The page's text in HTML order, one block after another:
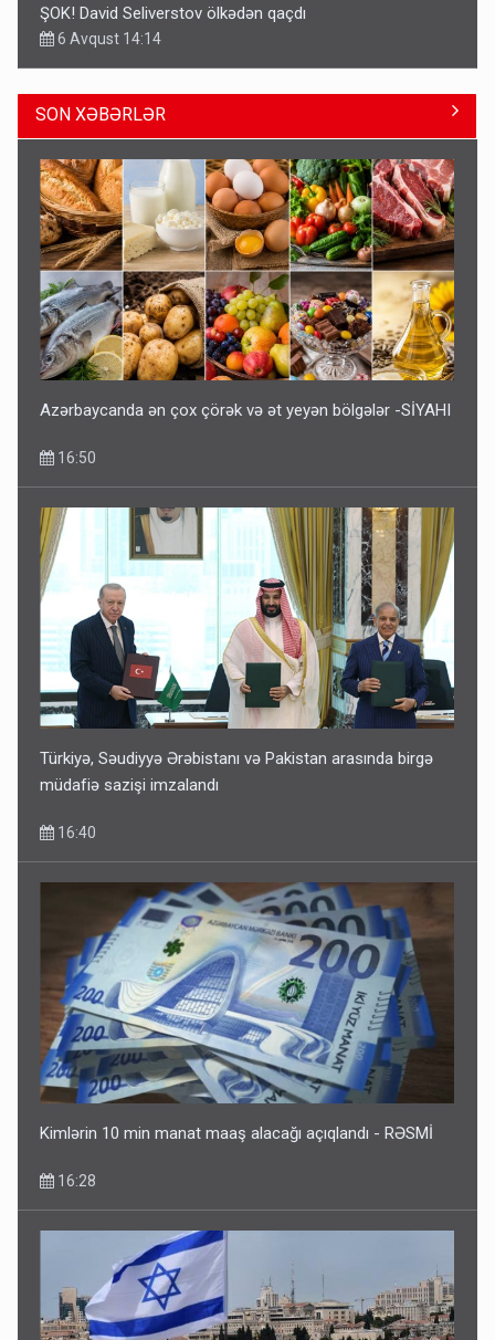
ŞOK! David Seliverstov ölkədən qaçdı
6 Avqust 14:14
Geri çağırılan səfir Abel Məhərrəmovun oğludur - DOSYE
14:07
Media və Yayım Şurasına əlavə hüquq və vəzifələr verilib
13:24
Kartdan karta istədiyiniz qədər köçürmə edə bilərsiniz -
VİDEO
11:06
SON XƏBƏRLƏR
Azərbaycanda ən çox çörək və ət yeyən bölgələr -SİYAHI
16:50
Türkiyə, Səudiyyə Ərəbistanı və Pakistan arasında birgə
müdafiə sazişi imzalandı
16:40
Kimlərin 10 min manat maaş alacağı açıqlandı - RƏSMİ
16:28